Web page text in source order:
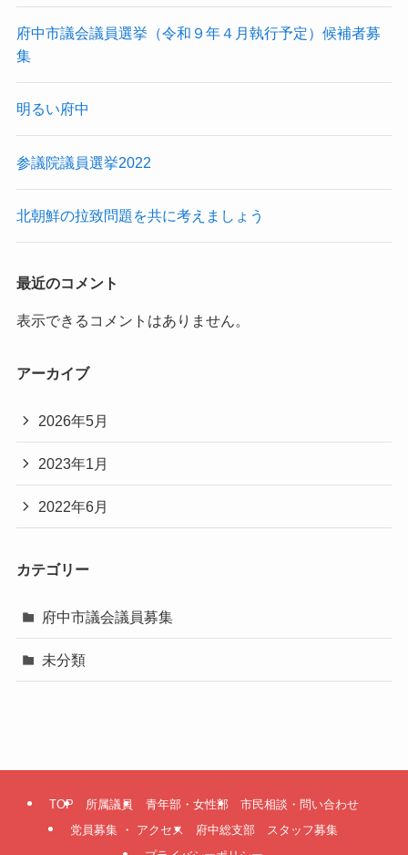
府中市議会議員選挙（令和９年４月執行予定）候補者募
集
明るい府中
参議院議員選挙2022
北朝鮮の拉致問題を共に考えましょう
最近のコメント
表示できるコメントはありません。
アーカイブ
2026年5月
2023年1月
2022年6月
カテゴリー
府中市議会議員募集
未分類
TOP 所属議員 青年部・女性部
市民相談・問い合わせ
党員募集 ・ アクセス
府中総支部 スタッフ募集